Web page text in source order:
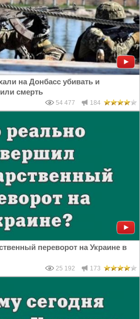
на Донбасс убивать и
смерть
54 477 184
переворот на Украине в
25 192 173